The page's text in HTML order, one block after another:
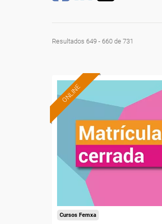
Resultados 649 - 660 de 731
ONLINE
Cursos Femxa